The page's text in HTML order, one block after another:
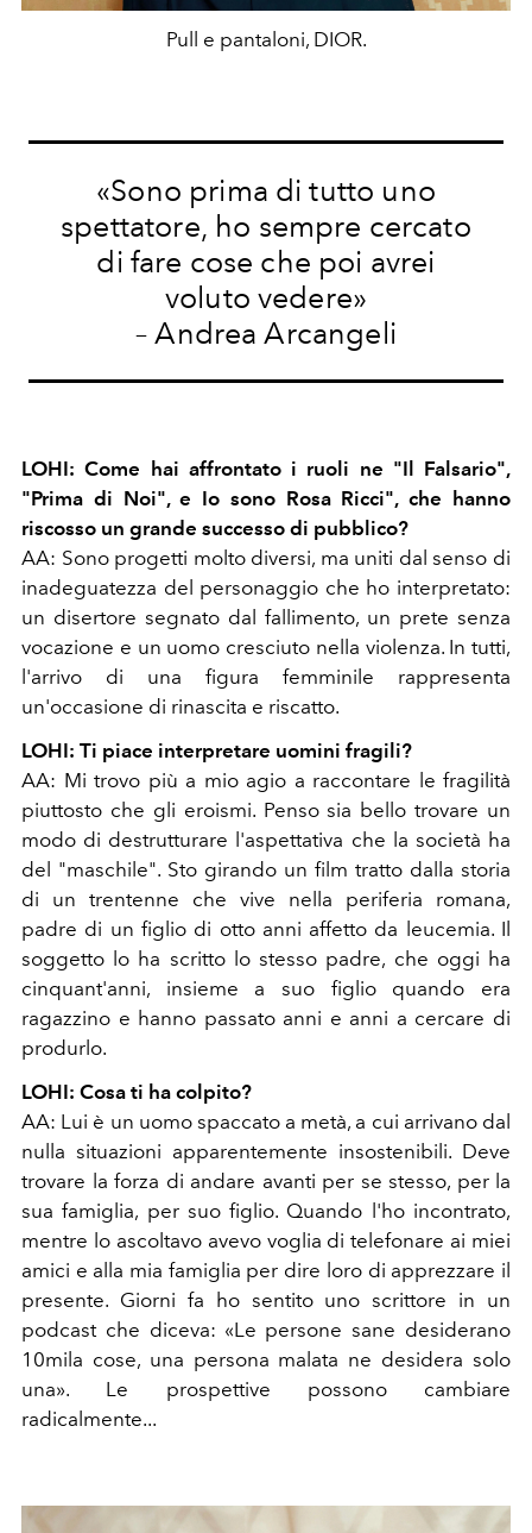
Pull e pantaloni, DIOR.
«Sono prima di tutto uno
spettatore, ho sempre cercato
di fare cose che poi avrei
voluto vedere»
– Andrea Arcangeli
LOHI: Come hai affrontato i ruoli ne "Il Falsario",
"Prima di Noi", e Io sono Rosa Ricci", che hanno
riscosso un grande successo di pubblico?
AA: Sono progetti molto diversi, ma uniti dal senso di
inadeguatezza del personaggio che ho interpretato:
un disertore segnato dal fallimento, un prete senza
vocazione e un uomo cresciuto nella violenza. In tutti,
l'arrivo di una figura femminile rappresenta
un'occasione di rinascita e riscatto.
LOHI: Ti piace interpretare uomini fragili?
AA: Mi trovo più a mio agio a raccontare le fragilità
piuttosto che gli eroismi. Penso sia bello trovare un
modo di destrutturare l'aspettativa che la società ha
del "maschile". Sto girando un film tratto dalla storia
di un trentenne che vive nella periferia romana,
padre di un figlio di otto anni affetto da leucemia. Il
soggetto lo ha scritto lo stesso padre, che oggi ha
cinquant'anni, insieme a suo figlio quando era
ragazzino e hanno passato anni e anni a cercare di
produrlo.
LOHI: Cosa ti ha colpito?
AA: Lui è un uomo spaccato a metà, a cui arrivano dal
nulla situazioni apparentemente insostenibili. Deve
trovare la forza di andare avanti per se stesso, per la
sua famiglia, per suo figlio. Quando l'ho incontrato,
mentre lo ascoltavo avevo voglia di telefonare ai miei
amici e alla mia famiglia per dire loro di apprezzare il
presente. Giorni fa ho sentito uno scrittore in un
podcast che diceva: «Le persone sane desiderano
10mila cose, una persona malata ne desidera solo
una». Le prospettive possono cambiare
radicalmente...